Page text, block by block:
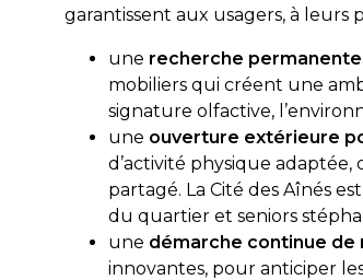
garantissent aux usagers, à leurs
une recherche
mobiliers qui créent une
signature olfactive,
une ouverture extérieure
d’activité physique
partagé. La Cité des Aînés
du quartier et seniors
une démarche continue de
innovantes, pour anticiper